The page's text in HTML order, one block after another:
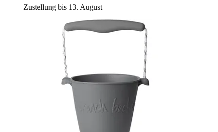
Zustellung bis 13. August